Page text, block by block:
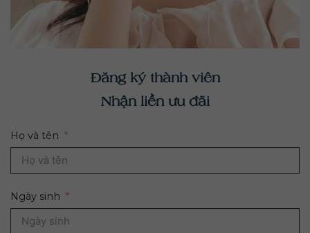
Đăng ký thành viên
Nhận liền ưu đãi
Họ và tên
Ngày sinh